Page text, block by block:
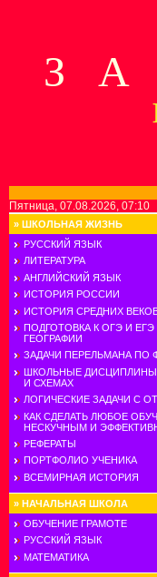
З
Пятница, 07.08.2026, 07:10
» ШКОЛЬНАЯ ЖИЗНЬ
РУССКИЙ ЯЗЫК
ЛИТЕРАТУРА
АНГЛИЙСКИЙ ЯЗЫК
ИСТОРИЯ РОССИИ
ИСТОРИЯ СРЕДНИХ
ПОДГОТОВКА К ОГЭ И ЕГЭ
ГЕОГРАФИИ
ЗАДАЧИ ПЕРЕЛЬМАНА ПО
ШКОЛЬНЫЕ ДИСЦИПЛИНЫ
И СХЕМАХ
ЛОГИЧЕСКИЕ ЗАДАЧИ С
КАК СДЕЛАТЬ ЛЮБОЕ
НЕСКУЧНЫМ И
РЕФЕРАТЫ
ПОРТФОЛИО УЧЕНИКА
ВСЕМИРНАЯ ИСТОРИЯ
» НАЧАЛЬНАЯ ШКОЛА
ОБУЧЕНИЕ ГРАМОТЕ
РУССКИЙ ЯЗЫК
МАТЕМАТИКА